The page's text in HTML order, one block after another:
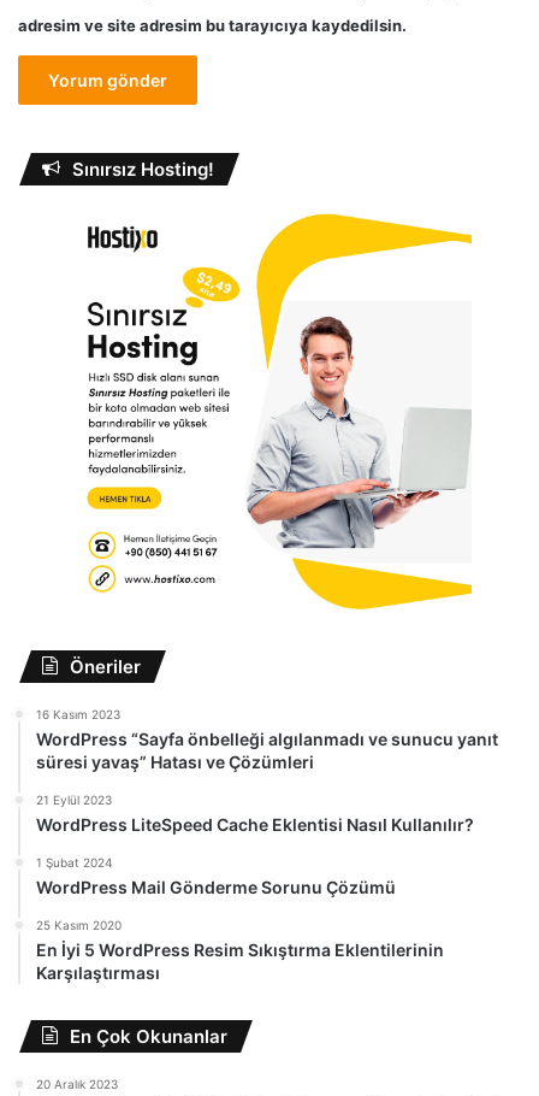
adresim ve site adresim bu tarayıcıya kaydedilsin.
Sınırsız Hosting!
Öneriler
16 Kasım 2023
WordPress “Sayfa önbelleği algılanmadı ve sunucu yanıt
süresi yavaş” Hatası ve Çözümleri
21 Eylül 2023
WordPress LiteSpeed Cache Eklentisi Nasıl Kullanılır?
1 Şubat 2024
WordPress Mail Gönderme Sorunu Çözümü
25 Kasım 2020
En İyi 5 WordPress Resim Sıkıştırma Eklentilerinin
Karşılaştırması
En Çok Okunanlar
20 Aralık 2023